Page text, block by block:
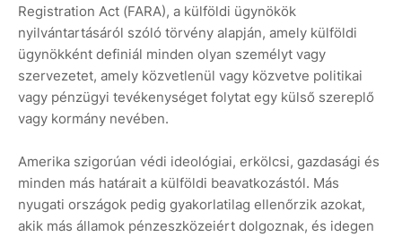
Registration Act (FARA), a külföldi ügynökök
nyilvántartásáról szóló törvény alapján, amely külföldi
ügynökként definiál minden olyan személyt vagy
szervezetet, amely közvetlenül vagy közvetve politikai
vagy pénzügyi tevékenységet folytat egy külső szereplő
vagy kormány nevében.
Amerika szigorúan védi ideológiai, erkölcsi, gazdasági és
minden más határait a külföldi beavatkozástól. Más
nyugati országok pedig gyakorlatilag ellenőrzik azokat,
akik más államok pénzeszközeiért dolgoznak, és idegen